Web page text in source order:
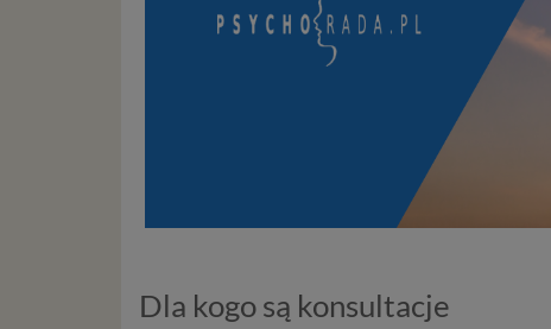
Dla kogo są konsultacje